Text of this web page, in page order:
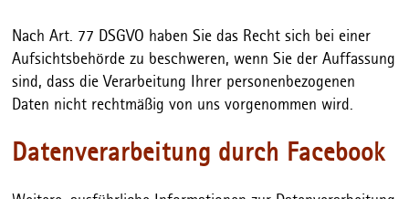
Nach Art. 77 DSGVO haben Sie das Recht sich bei einer
Aufsichtsbehörde zu beschweren, wenn Sie der Auffassung
sind, dass die Verarbeitung Ihrer personenbezogenen
Daten nicht rechtmäßig von uns vorgenommen wird.
Datenverarbeitung durch Facebook